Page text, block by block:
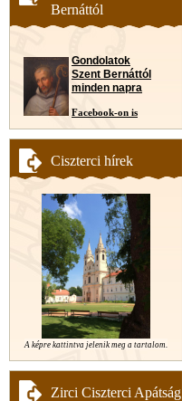
Bernáttól
Gondolatok
Szent Bernáttól
minden napra
Facebook-on is
Ciszterci hírek
A képre kattintva jelenik meg a tartalom.
Zirci Ciszterci Apátság